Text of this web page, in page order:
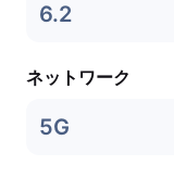
6.2
ネットワーク
5G